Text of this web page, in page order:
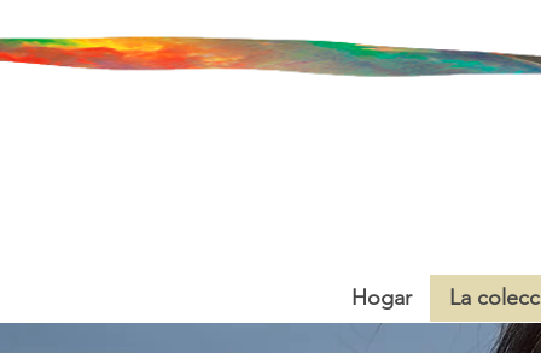
Hogar La